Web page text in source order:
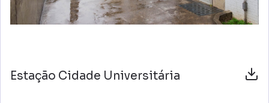
Estação Cidade Universitária